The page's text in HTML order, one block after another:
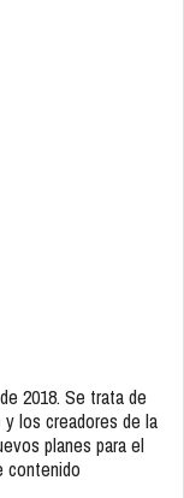
2018. Se trata de
y los creadores de la
planes para el
contenido